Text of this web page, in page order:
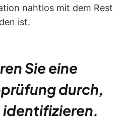
nahtlos mit dem Rest
ist.
Sie eine
durch,
identifizieren.